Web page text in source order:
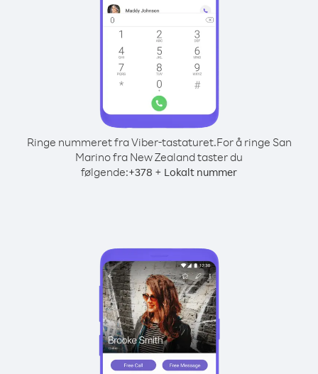
Ringe nummeret fra Viber-tastaturet.For å ringe San
Marino fra New Zealand taster du
følgende:+378 + Lokalt nummer